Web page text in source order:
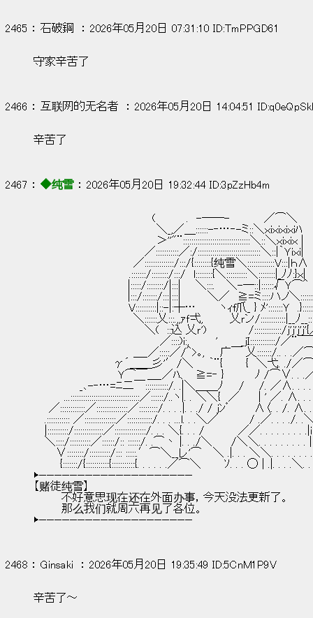
2465 ： 石破鋼  ： 2026年05月20日 07:31:10 ID:TmPPGD61
守家辛苦了
2466 ： 互联网的无名者  ： 2026年05月20日 14:04:51
辛苦了
2467 ： ◆纯雪 ： 2026年05月20日 19:32:44 ID:3pZzHb4m
(　　　　.　-──-　　　　 ／⌒＼
＼_,／＿::::::-‐…‐-ミ::＼ｘiｘiｘiｘiﾊ
＞''"¨::::::::::::::::::::::::::::::::＼::＼ｘiｘiｘ |
／:::::::::::／:/::::::::::::::::::::::::::::::＼::|｀Ｙiｘi|
／::::::::::::::/:::/{::::::::{纯雪＼:::::::::::::V:::|ｈ∧
.:::::::/::::::::/:::/　l::::::::{＼::::::::::＼::::::::|_ﾉﾉ:}ｘ|
|:::::/::::::::/|:::| 　 ＼:::.　 ＼-─::|::::::√Ｙ⌒＾
|:::/:::::::/:::|:::|　　　 ＼／　≧=ミ::::ハノ＼
V::::::::::|::-|:┼…　　　ヽｨf爪_ } ﾒ':::::::Ｙ　
＼::::::乂:::.,,ｧｆ弌,　　　 乂ｒン/::::::::::::|__ﾉ__::::::
＼(　::込 乂ｒ')　　　　　 /:::::::::::::/j'j'j'j'{／
／::::)i:,　　　 '　　　_jＩ::::::::::::/／¨￣
＿_／:::::／/＾>｡,　　广￣ 乂:::::::/.. . .／⌒¨
γ´＿＿彡'′/＼　　｀¨{　　　{　＼弋. ./／
Ｙ⌒￣＿_／ﾊ、　≧=‐ }　　　　ﾉ /⌒∨. . .
_､-‐…=ﾆ二￣:::::::::::/. .|＼＿＿ﾉ　　/ 　 /. ／∧. . . . .
...:::::::::::::::::::::::::::::::::／::::::/..ヽ|. . ＼＼{　／　　 | ' ／. ∧. .
／::::::::::::／:::::::::::::::／:::::::::/. . . .|. . ./ / jﾝ゜　　　∧〈. . /. ∧. .
.::::::::::: ／:::::::::::::::／::::::::::::/. . . ...l. . .＼／　　　　/ .／. . . ./. .
|::::::::::/::::::::::::::／:::::::::::::::/. . . ＼{. . . /　 　 　 ／／. . . . . . . .
＼::::/::::::::::／::::::/:: ::::::/. .⌒丶 |. . ./＼　　 /＼＼. . . . . . . . .
∨::::::::/::::::::::/::: :::::.′⌒＼__レ'⌒　 ＼ .|. . . ＼＼. . . . . . .
{:::::::/{:::::::::::{:::::::::::{. . . . . .／⌒＼　　　ｿ. . . ◯ | .|. . . .＼. .
▶————————————————————
【赌徒纯雪】
        不好意思现在还在外面办事，今天没法更新了。
        那么我们就周六再见了各位。
▶————————————————————
2468 ： Ginsaki  ： 2026年05月20日 19:35:49 ID:5CnM1P9V
辛苦了～